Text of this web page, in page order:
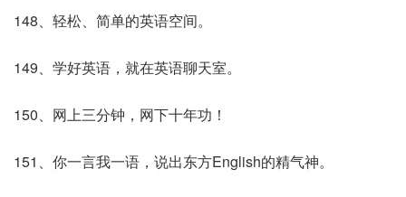
148、轻松、简单的英语空间。
149、学好英语，就在英语聊天室。
150、网上三分钟，网下十年功！
151、你一言我一语，说出东方English的精气神。